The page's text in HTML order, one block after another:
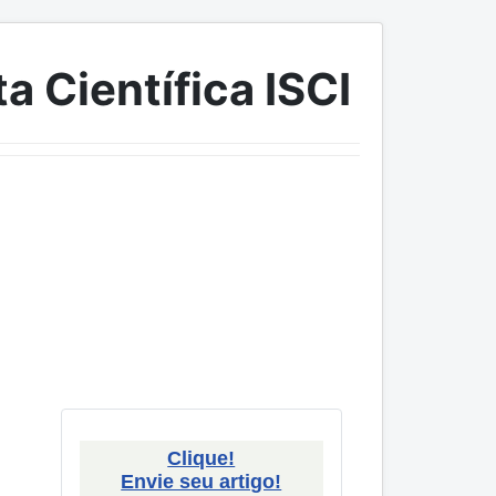
Científica ISCI
Clique!
Envie seu artigo!